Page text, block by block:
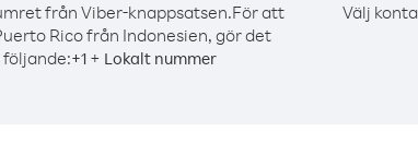
från Viber-knappsatsen.För att
Rico från Indonesien, gör det
följande:+1+ Lokalt nummer
Välj